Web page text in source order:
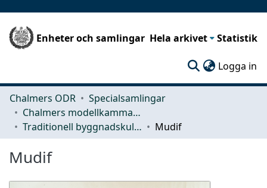
Enheter och samlingar Hela arkivet Statistik
Logga in
Chalmers ODR
Specialsamlingar
Chalmers modellkammare
Traditionell byggnadskultur
Mudif
Mudif